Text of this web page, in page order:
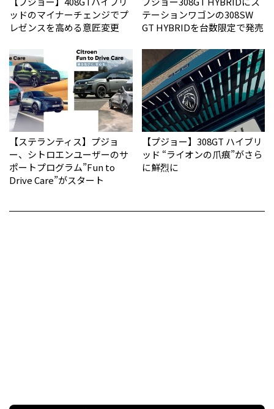
ッドのマイナーチェンジでプ
レゼンスを高める意匠変更
テーションワゴンの308SW
GT HYBRIDを台数限定で発売
【ステランティス】プジョ
ー、シトロエンユーザーのサ
ポートプログラム”Fun to
Drive Care”がスタート
【プジョー】308GT ハイブリ
ッド “ライオンの爪痕”がさら
に鮮烈に